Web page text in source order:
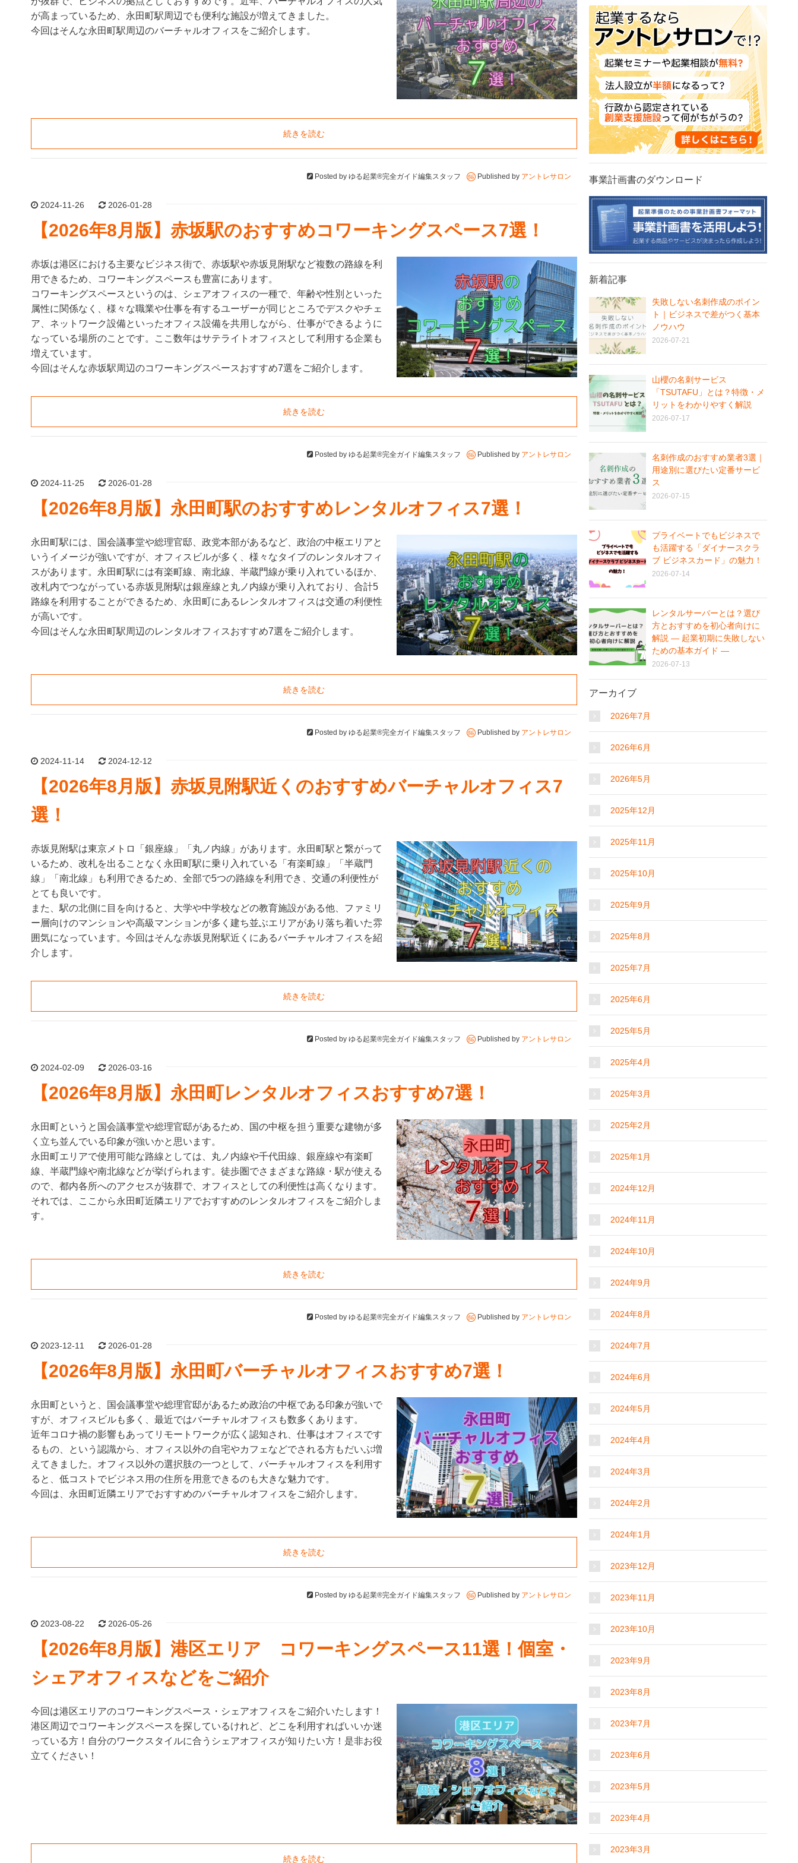
が高まっているため、永田町駅周辺でも便利な施設が増えてきました。
今回はそんな永田町駅周辺のバーチャルオフィスをご紹介します。
続きを読む
Posted by ゆる起業®完全ガイド編集スタッフ Published by アントレサロン
2024-11-26 2026-01-28
【2026年8月版】赤坂駅のおすすめコワーキングスペース7選！
赤坂は港区における主要なビジネス街で、赤坂駅や赤坂見附駅など複数の路線を利
用できるため、コワーキングスペースも豊富にあります。
コワーキングスペースというのは、シェアオフィスの一種で、年齢や性別といった
属性に関係なく、様々な職業や仕事を有するユーザーが同じところでデスクやチェ
ア、ネットワーク設備といったオフィス設備を共用しながら、仕事ができるように
なっている場所のことです。ここ数年はサテライトオフィスとして利用する企業も
増えています。
今回はそんな赤坂駅周辺のコワーキングスペースおすすめ7選をご紹介します。
続きを読む
Posted by ゆる起業®完全ガイド編集スタッフ Published by アントレサロン
2024-11-25 2026-01-28
【2026年8月版】永田町駅のおすすめレンタルオフィス7選！
永田町駅には、国会議事堂や総理官邸、政党本部があるなど、政治の中枢エリアと
いうイメージが強いですが、オフィスビルが多く、様々なタイプのレンタルオフィ
スがあります。永田町駅には有楽町線、南北線、半蔵門線が乗り入れているほか、
改札内でつながっている赤坂見附駅は銀座線と丸ノ内線が乗り入れており、合計5
路線を利用することができるため、永田町にあるレンタルオフィスは交通の利便性
が高いです。
今回はそんな永田町駅周辺のレンタルオフィスおすすめ7選をご紹介します。
続きを読む
Posted by ゆる起業®完全ガイド編集スタッフ Published by アントレサロン
2024-11-14 2024-12-12
【2026年8月版】赤坂見附駅近くのおすすめバーチャルオフィス7
選！
赤坂見附駅は東京メトロ「銀座線」「丸ノ内線」があります。永田町駅と繋がって
いるため、改札を出ることなく永田町駅に乗り入れている「有楽町線」「半蔵門
線」「南北線」も利用できるため、全部で5つの路線を利用でき、交通の利便性が
とても良いです。
また、駅の北側に目を向けると、大学や中学校などの教育施設がある他、ファミリ
ー層向けのマンションや高級マンションが多く建ち並ぶエリアがあり落ち着いた雰
囲気になっています。今回はそんな赤坂見附駅近くにあるバーチャルオフィスを紹
介します。
続きを読む
Posted by ゆる起業®完全ガイド編集スタッフ Published by アントレサロン
2024-02-09 2026-03-16
【2026年8月版】永田町レンタルオフィスおすすめ7選！
永田町というと国会議事堂や総理官邸があるため、国の中枢を担う重要な建物が多
く立ち並んでいる印象が強いかと思います。
永田町エリアで使用可能な路線としては、丸ノ内線や千代田線、銀座線や有楽町
線、半蔵門線や南北線などが挙げられます。徒歩圏でさまざまな路線・駅が使える
ので、都内各所へのアクセスが抜群で、オフィスとしての利便性は高くなります。
それでは、ここから永田町近隣エリアでおすすめのレンタルオフィスをご紹介しま
す。
続きを読む
Posted by ゆる起業®完全ガイド編集スタッフ Published by アントレサロン
2023-12-11 2026-01-28
【2026年8月版】永田町バーチャルオフィスおすすめ7選！
永田町というと、国会議事堂や総理官邸があるため政治の中枢である印象が強いで
すが、オフィスビルも多く、最近ではバーチャルオフィスも数多くあります。
近年コロナ禍の影響もあってリモートワークが広く認知され、仕事はオフィスです
るもの、という認識から、オフィス以外の自宅やカフェなどでされる方もだいぶ増
えてきました。オフィス以外の選択肢の一つとして、バーチャルオフィスを利用す
ると、低コストでビジネス用の住所を用意できるのも大きな魅力です。
今回は、永田町近隣エリアでおすすめのバーチャルオフィスをご紹介します。
続きを読む
Posted by ゆる起業®完全ガイド編集スタッフ Published by アントレサロン
2023-08-22 2026-05-26
【2026年8月版】港区エリア コワーキングスペース11選！個室・
シェアオフィスなどをご紹介
今回は港区エリアのコワーキングスペース・シェアオフィスをご紹介いたします！
港区周辺でコワーキングスペースを探しているけれど、どこを利用すればいいか迷
っている方！自分のワークスタイルに合うシェアオフィスが知りたい方！是非お役
立てください！
続きを読む
事業計画書のダウンロード
新着記事
失敗しない名刺作成のポイン
ト｜ビジネスで差がつく基本
ノウハウ
2026-07-21
山櫻の名刺サービス
「TSUTAFU」とは？特徴・メ
リットをわかりやすく解説
2026-07-17
名刺作成のおすすめ業者3選｜
用途別に選びたい定番サービ
ス
2026-07-15
プライベートでもビジネスで
も活躍する「ダイナースクラ
ブ ビジネスカード」の魅力！
2026-07-14
レンタルサーバーとは？選び
方とおすすめを初心者向けに
解説 ― 起業初期に失敗しない
ための基本ガイド ―
2026-07-13
アーカイブ
2026年7月
2026年6月
2026年5月
2025年12月
2025年11月
2025年10月
2025年9月
2025年8月
2025年7月
2025年6月
2025年5月
2025年4月
2025年3月
2025年2月
2025年1月
2024年12月
2024年11月
2024年10月
2024年9月
2024年8月
2024年7月
2024年6月
2024年5月
2024年4月
2024年3月
2024年2月
2024年1月
2023年12月
2023年11月
2023年10月
2023年9月
2023年8月
2023年7月
2023年6月
2023年5月
2023年4月
2023年3月